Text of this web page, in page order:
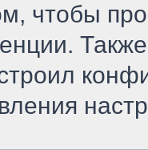
чтобы